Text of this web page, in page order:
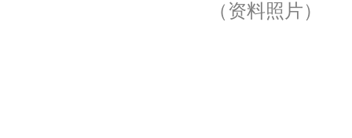
（资料照片）